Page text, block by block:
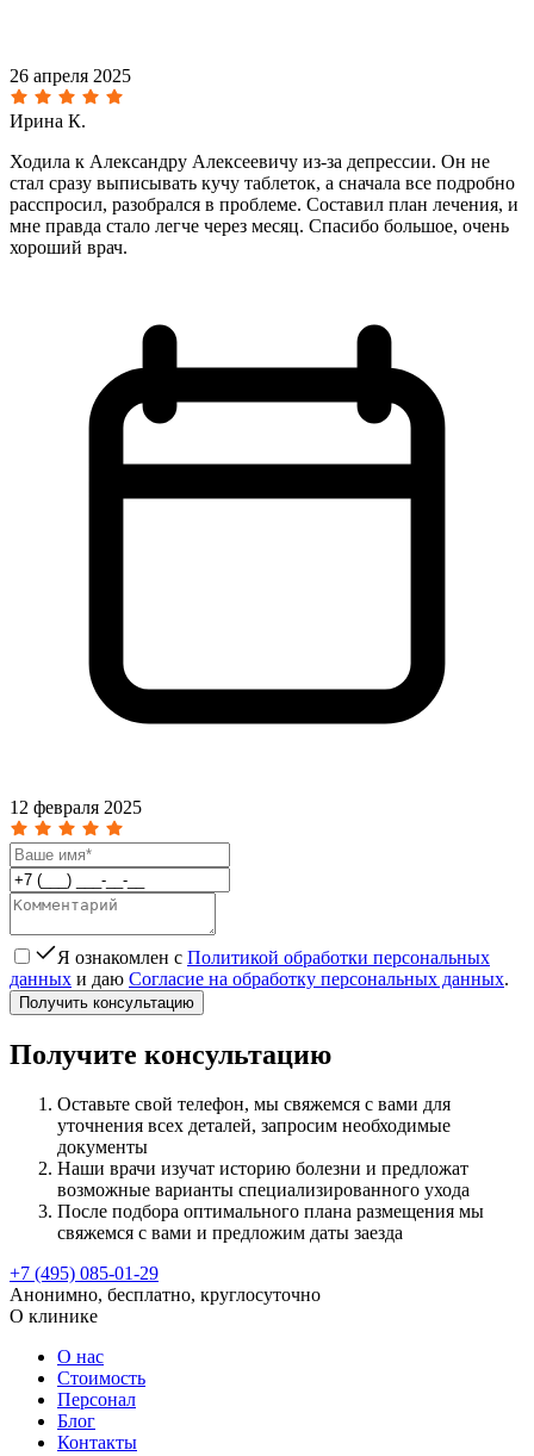
26 апреля 2025
Ирина К.
Ходила к Александру Алексеевичу из‑за депрессии. Он не
стал сразу выписывать кучу таблеток, а сначала все подробно
расспросил, разобрался в проблеме. Составил план лечения, и
мне правда стало легче через месяц. Спасибо большое, очень
хороший врач.
12 февраля 2025
Я ознакомлен с Политикой обработки персональных
данных и даю Согласие на обработку персональных данных.
Получить консультацию
Получите консультацию
Оставьте свой телефон, мы свяжемся с вами для
уточнения всех деталей, запросим необходимые
документы
Наши врачи изучат историю болезни и предложат
возможные варианты специализированного ухода
После подбора оптимального плана размещения мы
свяжемся с вами и предложим даты заезда
+7 (495) 085-01-29
Анонимно, бесплатно, круглосуточно
О клинике
О нас
Стоимость
Персонал
Блог
Контакты